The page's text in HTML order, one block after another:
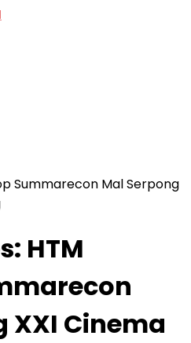
Summarecon Mal Serpong
HTM
XXI Cinema